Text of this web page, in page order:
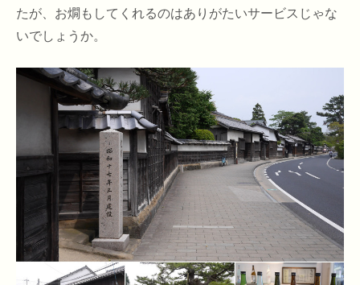
たが、お燗もしてくれるのはありがたいサービスじゃな
いでしょうか。